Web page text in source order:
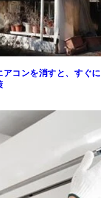
コンを消すと、すぐに